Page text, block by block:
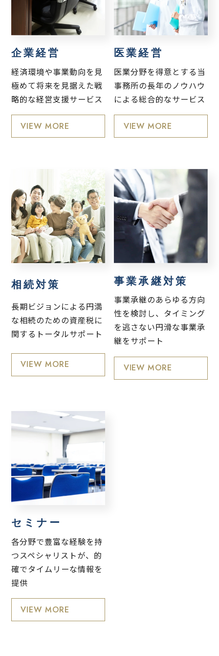
企業経営
経済環境や事業動向を見
極めて将来を見据えた戦
略的な経営支援サービス
VIEW MORE
医業経営
医業分野を得意とする当
事務所の長年のノウハウ
による総合的なサービス
VIEW MORE
相続対策
長期ビジョンによる円満
な相続のための資産税に
関するトータルサポート
VIEW MORE
事業承継対策
事業承継のあらゆる方向
性を検討し、タイミング
を逃さない円滑な事業承
継をサポート
VIEW MORE
セミナー
各分野で豊富な経験を持
つスペシャリストが、的
確でタイムリーな情報を
提供
VIEW MORE